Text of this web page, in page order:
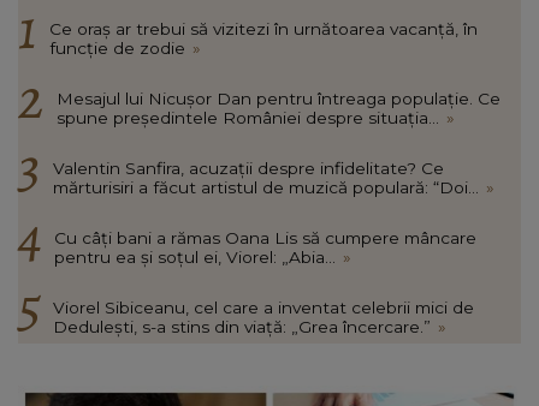
Ce oraș ar trebui să vizitezi în urnătoarea vacanță, în
funcție de zodie »
Mesajul lui Nicușor Dan pentru întreaga populație. Ce
spune președintele României despre situația...
»
Valentin Sanfira, acuzații despre infidelitate? Ce
mărturisiri a făcut artistul de muzică populară: “Doi...
»
Cu câți bani a rămas Oana Lis să cumpere mâncare
pentru ea și soțul ei, Viorel: „Abia...
»
Viorel Sibiceanu, cel care a inventat celebrii mici de
Dedulești, s-a stins din viață: „Grea încercare.” »